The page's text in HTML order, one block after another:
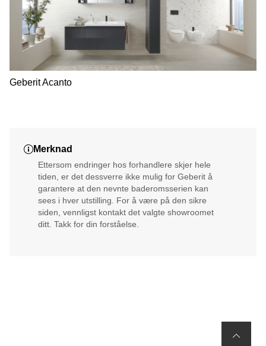
Geberit Acanto
Merknad
Ettersom endringer hos forhandlere skjer hele
tiden, er det dessverre ikke mulig for Geberit å
garantere at den nevnte baderomsserien kan
sees i hver utstilling. For å være på den sikre
siden, vennligst kontakt det valgte showroomet
ditt. Takk for din forståelse.